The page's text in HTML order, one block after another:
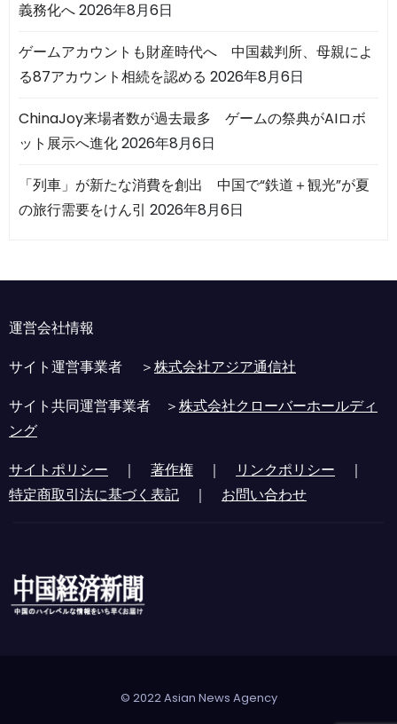
義務化へ2026年8月6日
ゲームアカウントも財産時代へ 中国裁判所、母親によ
る87アカウント相続を認める 2026年8月6日
ChinaJoy来場者数が過去最多 ゲームの祭典がAIロボ
ット展示へ進化2026年8月6日
「列車」が新たな消費を創出 中国で“鉄道＋観光”が夏
の旅行需要をけん引 2026年8月6日
運営会社情報
サイト運営事業者 ＞株式会社アジア通信社
サイト共同運営事業者 ＞株式会社クローバーホールディ
ング
サイトポリシー ｜ 著作権 ｜ リンクポリシー ｜
特定商取引法に基づく表記 ｜ お問い合わせ
© 2022 Asian News Agency